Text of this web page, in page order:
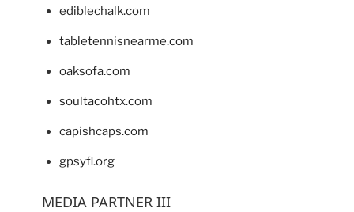
ediblechalk.com
tabletennisnearme.com
oaksofa.com
soultacohtx.com
capishcaps.com
gpsyfl.org
MEDIA PARTNER III